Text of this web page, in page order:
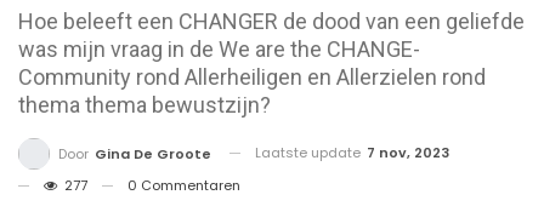
Hoe beleeft een CHANGER de dood van een geliefde
was mijn vraag in de We are the CHANGE-
Community rond Allerheiligen en Allerzielen rond
thema thema bewustzijn?
Door Gina De Groote Laatste update 7 nov, 2023
277
0 Commentaren